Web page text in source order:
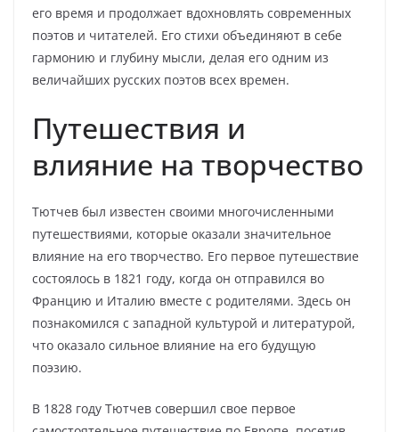
его время и продолжает вдохновлять современных
поэтов и читателей. Его стихи объединяют в себе
гармонию и глубину мысли, делая его одним из
величайших русских поэтов всех времен.
Путешествия и
влияние на творчество
Тютчев был известен своими многочисленными
путешествиями, которые оказали значительное
влияние на его творчество. Его первое путешествие
состоялось в 1821 году, когда он отправился во
Францию и Италию вместе с родителями. Здесь он
познакомился с западной культурой и литературой,
что оказало сильное влияние на его будущую
поэзию.
В 1828 году Тютчев совершил свое первое